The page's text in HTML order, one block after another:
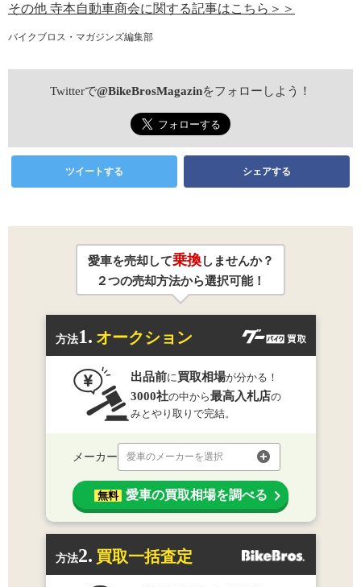
その他 寺本自動車商会に関する記事はこちら＞＞
バイクブロス・マガジンズ編集部
Twitterで@BikeBrosMagazinをフォローしよう！
ツイートする シェアする
愛車を売却して乗換しませんか？
２つの売却方法から選択可能！
方法1. オークション
出品前に買取相場が分かる！
3000社の中から最高入札店の
みとやり取りで完結。
メーカー 愛車のメーカーを選択
無料 愛車の買取相場を調べる
方法2. 買取一括査定